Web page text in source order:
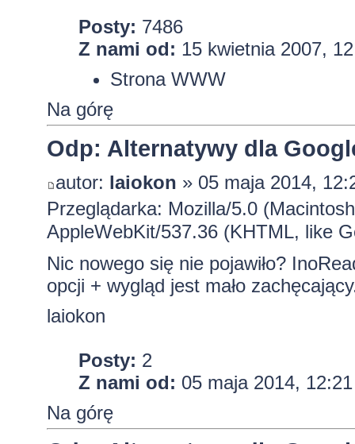
Posty: 7486
Z nami od: 15 kwietnia 2007,
Strona WWW
Na górę
Odp: Alternatywy dla
autor: laiokon » 05 maja 2014,
Przeglądarka: Mozilla/5.0
AppleWebKit/537.36 (KHTML, like
Nic nowego się nie pojawiło?
opcji + wygląd jest mało
laiokon
Posty: 2
Z nami od: 05 maja 2014, 12:21
Na górę